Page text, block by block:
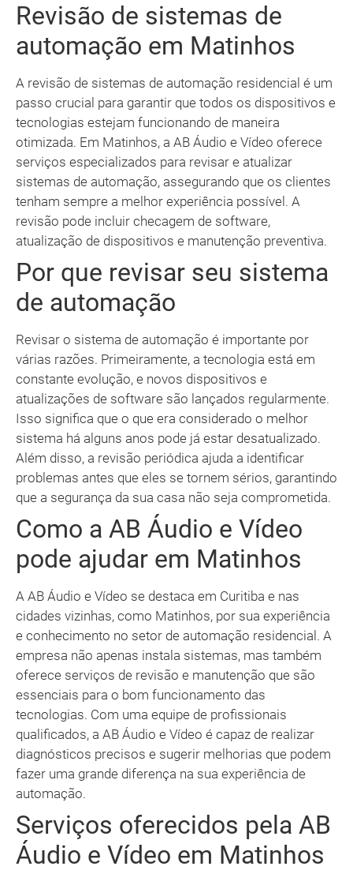
Revisão de sistemas de
automação em Matinhos
A revisão de sistemas de automação residencial é um
passo crucial para garantir que todos os dispositivos e
tecnologias estejam funcionando de maneira
otimizada. Em Matinhos, a AB Áudio e Vídeo oferece
serviços especializados para revisar e atualizar
sistemas de automação, assegurando que os clientes
tenham sempre a melhor experiência possível. A
revisão pode incluir checagem de software,
atualização de dispositivos e manutenção preventiva.
Por que revisar seu sistema
de automação
Revisar o sistema de automação é importante por
várias razões. Primeiramente, a tecnologia está em
constante evolução, e novos dispositivos e
atualizações de software são lançados regularmente.
Isso significa que o que era considerado o melhor
sistema há alguns anos pode já estar desatualizado.
Além disso, a revisão periódica ajuda a identificar
problemas antes que eles se tornem sérios, garantindo
que a segurança da sua casa não seja comprometida.
Como a AB Áudio e Vídeo
pode ajudar em Matinhos
A AB Áudio e Vídeo se destaca em Curitiba e nas
cidades vizinhas, como Matinhos, por sua experiência
e conhecimento no setor de automação residencial. A
empresa não apenas instala sistemas, mas também
oferece serviços de revisão e manutenção que são
essenciais para o bom funcionamento das
tecnologias. Com uma equipe de profissionais
qualificados, a AB Áudio e Vídeo é capaz de realizar
diagnósticos precisos e sugerir melhorias que podem
fazer uma grande diferença na sua experiência de
automação.
Serviços oferecidos pela AB
Áudio e Vídeo em Matinhos